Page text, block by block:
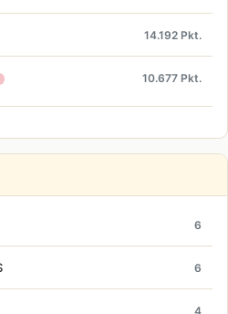
14.192 Pkt.
10.677 Pkt.
6
6
4